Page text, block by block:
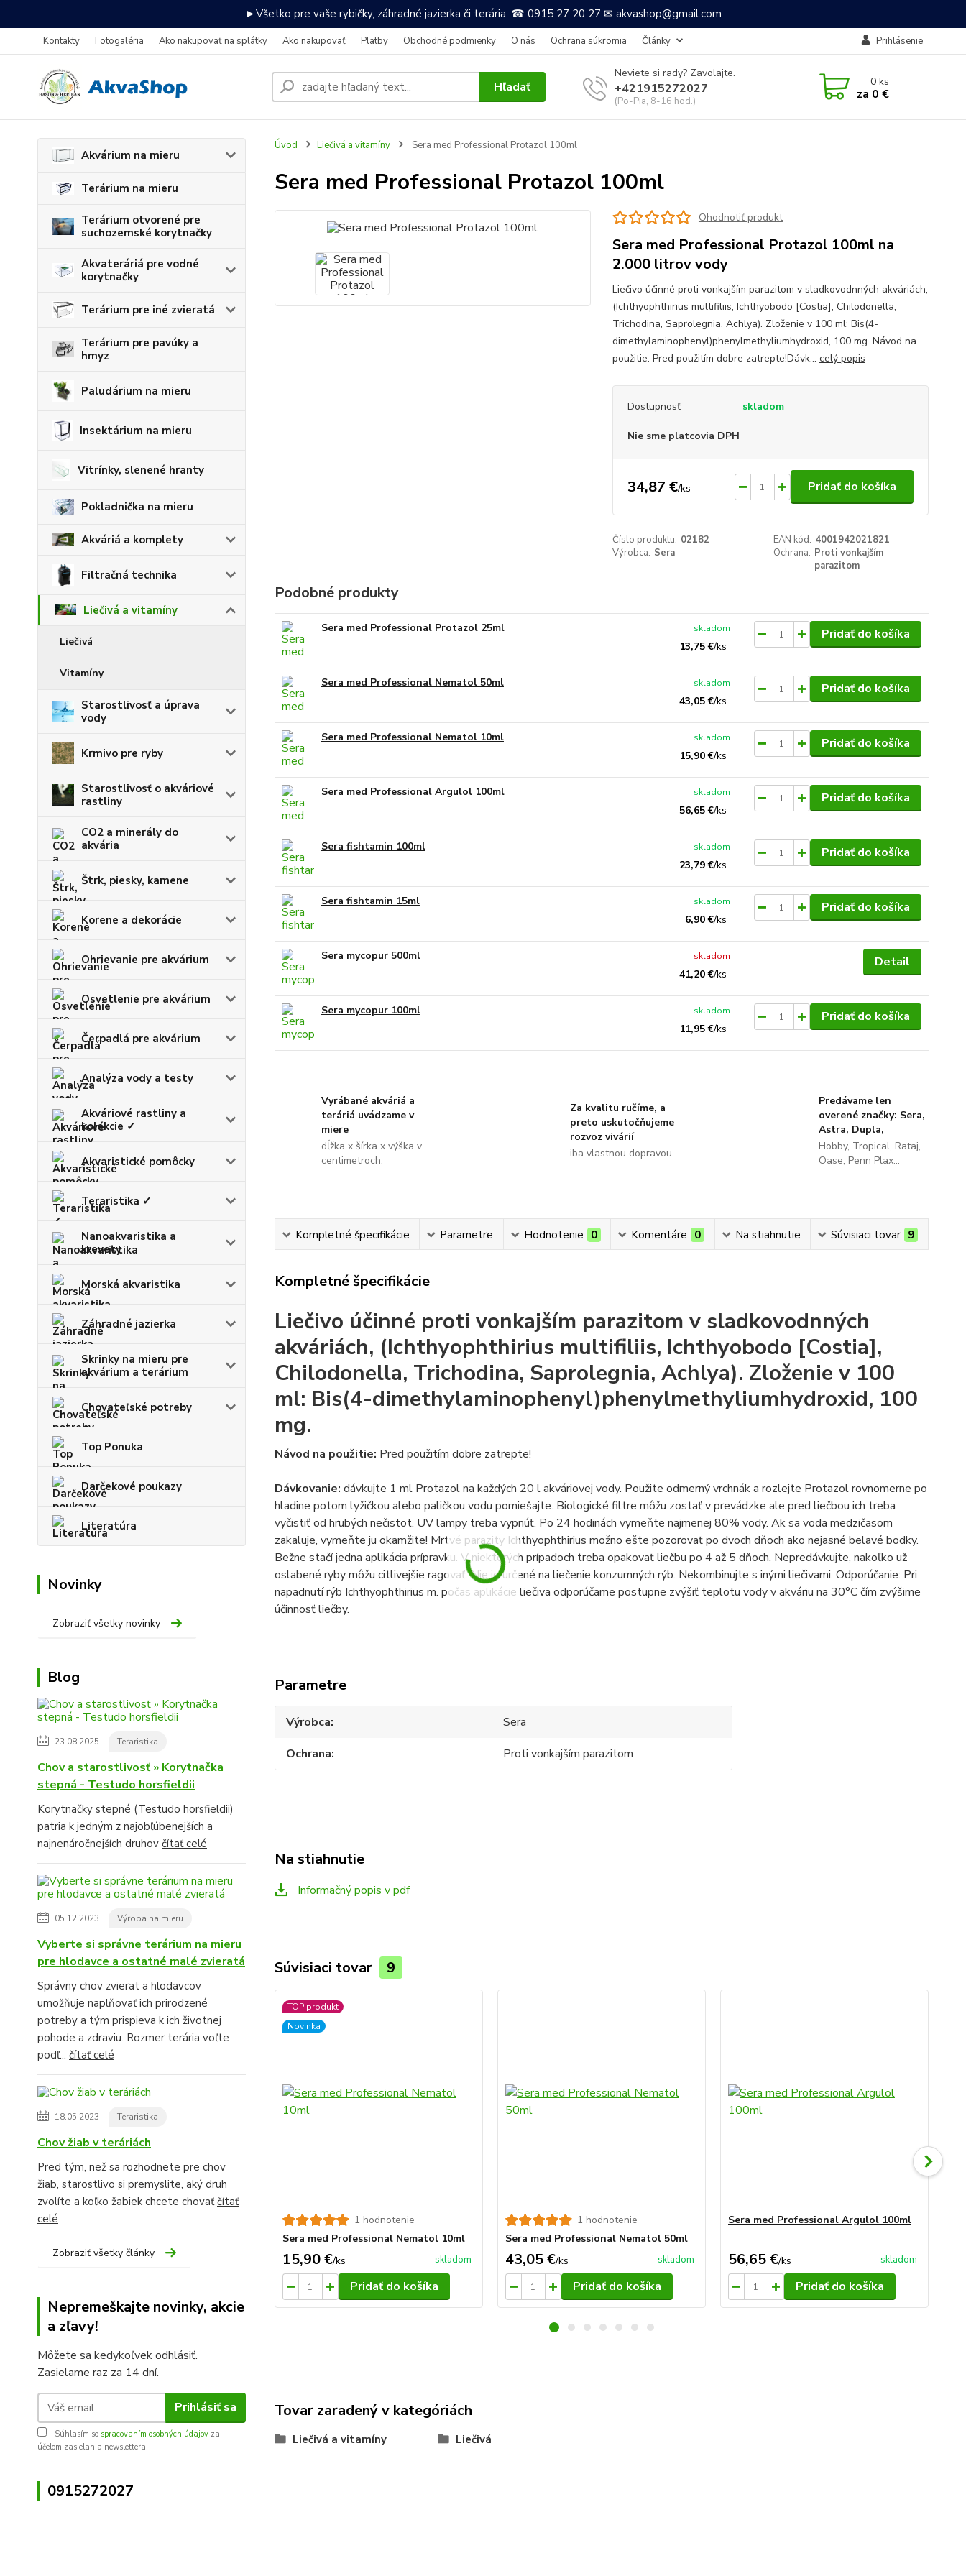
►Všetko pre vaše rybičky, záhradné jazierka či terária. ☎ 0915 27 20 27 ✉ akvashop@gmail.com
Kontakty Fotogaléria Ako nakupovať na splátky Ako nakupovať Platby Obchodné podmienky O nás Ochrana súkromia Články Prihlásenie
Hľadať
Neviete si rady? Zavolajte.
+421915272027
(Po-Pia, 8-16 hod.)
0ks
za 0 €
Akvárium na mieru
Terárium na mieru
Terárium otvorené pre
suchozemské korytnačky
Akvateráriá pre vodné
korytnačky
Terárium pre iné zvieratá
Terárium pre pavúky a
hmyz
Paludárium na mieru
Insektárium na mieru
Vitrínky, slenené hranty
Pokladnička na mieru
Akváriá a komplety
Filtračná technika
Liečivá a vitamíny
Liečivá
Vitamíny
Starostlivosť a úprava
vody
Krmivo pre ryby
Starostlivosť o akváriové
rastliny
CO2 a minerály do
akvária
Štrk, piesky, kamene
Korene a dekorácie
Ohrievanie pre akvárium
Osvetlenie pre akvárium
Čerpadlá pre akvárium
Analýza vody a testy
Akváriové rastliny a
kolekcie ✓
Akvaristické pomôcky
Teraristika ✓
Nanoakvaristika a
krevety
Morská akvaristika
Záhradné jazierka
Skrinky na mieru pre
akvárium a terárium
Chovateľské potreby
Top Ponuka
Darčekové poukazy
Literatúra
Novinky
Zobraziť všetky novinky
Blog
23.08.2025 Teraristika
Chov a starostlivosť » Korytnačka
stepná - Testudo horsfieldii
Korytnačky stepné (Testudo horsfieldii)
patria k jedným z najobľúbenejších a
najnenáročnejších druhov čítať celé
05.12.2023 Výroba na mieru
Vyberte si správne terárium na mieru
pre hlodavce a ostatné malé zvieratá
Správny chov zvierat a hlodavcov
umožňuje naplňovať ich prirodzené
potreby a tým prispieva k ich životnej
pohode a zdraviu. Rozmer terária voľte
podľ... čítať celé
18.05.2023 Teraristika
Chov žiab v teráriách
Pred tým, než sa rozhodnete pre chov
žiab, starostlivo si premyslite, aký druh
zvolíte a koľko žabiek chcete chovaťčítať
celé
Zobraziť všetky články
Nepremeškajte novinky, akcie
a zľavy!
Môžete sa kedykoľvek odhlásiť.
Zasielame raz za 14 dní.
Prihlásiť sa
Súhlasím so spracovaním osobných údajov za
účelom zasielania newslettera.
0915272027
Úvod Liečivá a vitamíny Sera med Professional Protazol 100ml
Sera med Professional Protazol 100ml
Ohodnotiť produkt
Sera med Professional Protazol 100ml na
2.000 litrov vody
Liečivo účinné proti vonkajším parazitom v sladkovodnných akváriách,
(Ichthyophthirius multifiliis, Ichthyobodo [Costia], Chilodonella,
Trichodina, Saprolegnia, Achlya). Zloženie v 100 ml: Bis(4-
dimethylaminophenyl)phenylmethyliumhydroxid, 100 mg. Návod na
použitie: Pred použitím dobre zatrepte!Dávk... celý popis
Dostupnosť skladom
Nie sme platcovia DPH
34,87 €/ks Pridať do košíka
Číslo produktu: 02182 EAN kód: 4001942021821
Výrobca: Sera Ochrana: Proti vonkajším
parazitom
Podobné produkty
Sera med Professional Protazol 25ml
13,75 €/ks
skladom Pridať do košíka
Sera med Professional Nematol 50ml
43,05 €/ks
skladom Pridať do košíka
Sera med Professional Nematol 10ml
15,90 €/ks
skladom Pridať do košíka
Sera med Professional Argulol 100ml
56,65 €/ks
skladom Pridať do košíka
Sera fishtamin 100ml
23,79 €/ks
skladom Pridať do košíka
Sera fishtamin 15ml
6,90 €/ks
skladom Pridať do košíka
Sera mycopur 500ml
41,20 €/ks
skladom Detail
Sera mycopur 100ml
11,95 €/ks
skladom Pridať do košíka
Vyrábané akváriá a
teráriá uvádzame v
miere
dĺžka x šírka x výška v
centimetroch.
Za kvalitu ručíme, a
preto uskutočňujeme
rozvoz vivárií
iba vlastnou dopravou.
Predávame len
overené značky: Sera,
Astra, Dupla,
Hobby, Tropical, Rataj,
Oase, Penn Plax...
Kompletné špecifikácie Parametre Hodnotenie 0 Komentáre 0 Na stiahnutie Súvisiaci tovar 9
Kompletné špecifikácie
Liečivo účinné proti vonkajším parazitom v sladkovodnných
akváriách, (Ichthyophthirius multifiliis, Ichthyobodo [Costia],
Chilodonella, Trichodina, Saprolegnia, Achlya). Zloženie v 100
ml: Bis(4-dimethylaminophenyl)phenylmethyliumhydroxid, 100
mg.
Návod na použitie: Pred použitím dobre zatrepte!
Dávkovanie: dávkujte 1 ml Protazol na každých 20 l akváriovej vody. Použite odmerný vrchnák a rozlejte Protazol rovnomerne po
hladine potom lyžičkou alebo paličkou vodu pomiešajte. Biologické filtre môžu zostať v prevádzke ale pred liečbou ich treba
vyčistiť od hrubých nečistot. UV lampy treba vypnúť. Po 24 hodinách vymeňte najmenej 80% vody. Ak sa voda medzičasom
zakaluje, vymeňte ju okamžite! Mrtvé parazity Ichthyophthirius možno ešte pozorovať po dvoch dňoch ako nejasné belavé bodky.
Bežne stačí jedna aplikácia prípravku. V niektorých prípadoch treba opakovať liečbu po 4 až 5 dňoch. Nepredávkujte, nakoľko už
oslabené ryby môžu citlivejšie ragovať. Nie je určené na liečenie konzumných rýb. Nekombinujte s inými liečivami. Odporúčanie: Pri
napadnutí rýb Ichthyophthirius m. počas aplikácie liečiva odporúčame postupne zvýšiť teplotu vody v akváriu na 30°C čím zvýšime
účinnosť liečby.
Parametre
Výrobca
Sera
Ochrana
Proti vonkajším parazitom
Na stiahnutie
Informačný popis v pdf
Súvisiaci tovar 9
TOP produkt
Novinka
1 hodnotenie
Sera med Professional Nematol 10ml
15,90 €/ks skladom
Pridať do košíka
1 hodnotenie
Sera med Professional Nematol 50ml
43,05 €/ks skladom
Pridať do košíka
Sera med Professional Argulol 100ml
56,65 €/ks skladom
Pridať do košíka
Tovar zaradený v kategóriách
Liečivá a vitamíny Liečivá